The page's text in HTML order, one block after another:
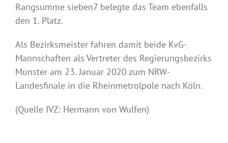
Rangsumme sieben7 belegte das Team ebenfalls
den 1. Platz.
Als Bezirksmeister fahren damit beide KvG-
Mannschaften als Vertreter des Regierungsbezirks
Münster am 23. Januar 2020 zum NRW-
Landesfinale in die Rheinmetrolpole nach Köln.
(Quelle IVZ: Hermann von Wulfen)